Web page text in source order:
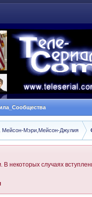
Мэри,Мейсон-Джулия
некоторых случаях